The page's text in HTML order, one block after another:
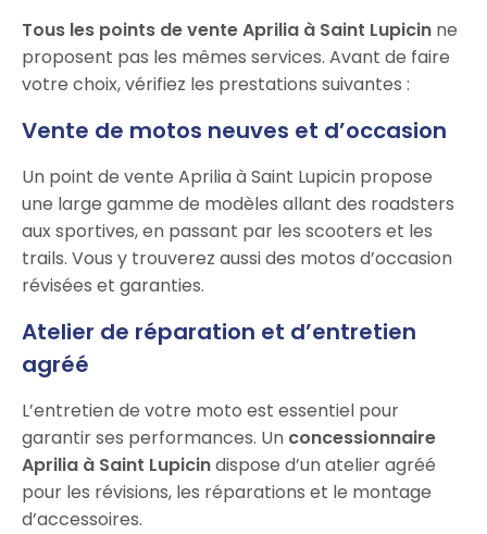
Tous les points de vente Aprilia à Saint Lupicin ne
proposent pas les mêmes services. Avant de faire
votre choix, vérifiez les prestations suivantes :
Vente de motos neuves et d’occasion
Un point de vente Aprilia à Saint Lupicin propose
une large gamme de modèles allant des roadsters
aux sportives, en passant par les scooters et les
trails. Vous y trouverez aussi des motos d’occasion
révisées et garanties.
Atelier de réparation et d’entretien
agréé
L’entretien de votre moto est essentiel pour
garantir ses performances. Un concessionnaire
Aprilia à Saint Lupicindispose d’un atelier agréé
pour les révisions, les réparations et le montage
d’accessoires.